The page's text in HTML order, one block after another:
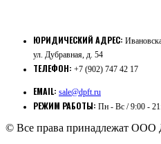
ЮРИДИЧЕСКИЙ АДРЕС:
ул. Дубравная, д. 54
ТЕЛЕФОН: +7 (902) 747 42 17
EMAIL: sale@dpft.ru
РЕЖИМ РАБОТЫ: Пн - Вс / 9:00 -
© Все права принадлежат